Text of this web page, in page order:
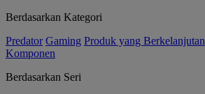
Berdasarkan Kategori
Predator Gaming Produk yang Berkelanjutan
Komponen
Berdasarkan Seri